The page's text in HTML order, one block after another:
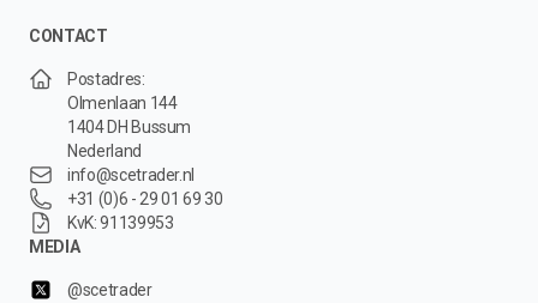
CONTACT
Postadres:
Olmenlaan 144
1404 DH Bussum
Nederland
info@scetrader.nl
+31 (0)6 - 29 01 69 30
KvK: 91139953
MEDIA
@scetrader